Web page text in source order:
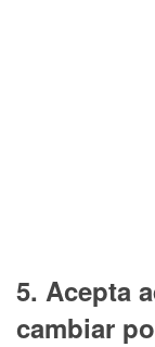
5. Acepta
cambiar